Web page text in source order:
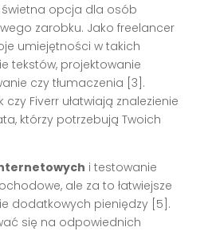
opcja dla osób
zarobku. Jako freelancer
umiejętności w takich
tekstów, projektowanie
czy tłumaczenia [3].
Fiverr ułatwiają znalezienie
którzy potrzebują Twoich
i testowanie
ale za to łatwiejsze
dodatkowych pieniędzy [5].
się na odpowiednich